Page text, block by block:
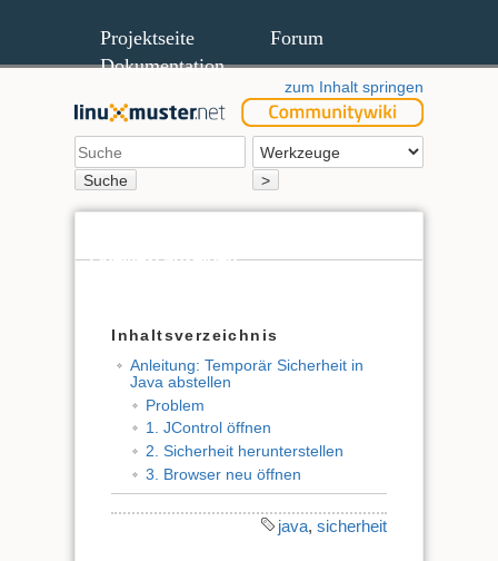
Projektseite
Forum
Dokumentation
zum Inhalt springen
Suche >
Quelltext anzeigen
Inhaltsverzeichnis
Anleitung: Temporär Sicherheit in
Java abstellen
Problem
1. JControl öffnen
2. Sicherheit herunterstellen
3. Browser neu öffnen
java, sicherheit